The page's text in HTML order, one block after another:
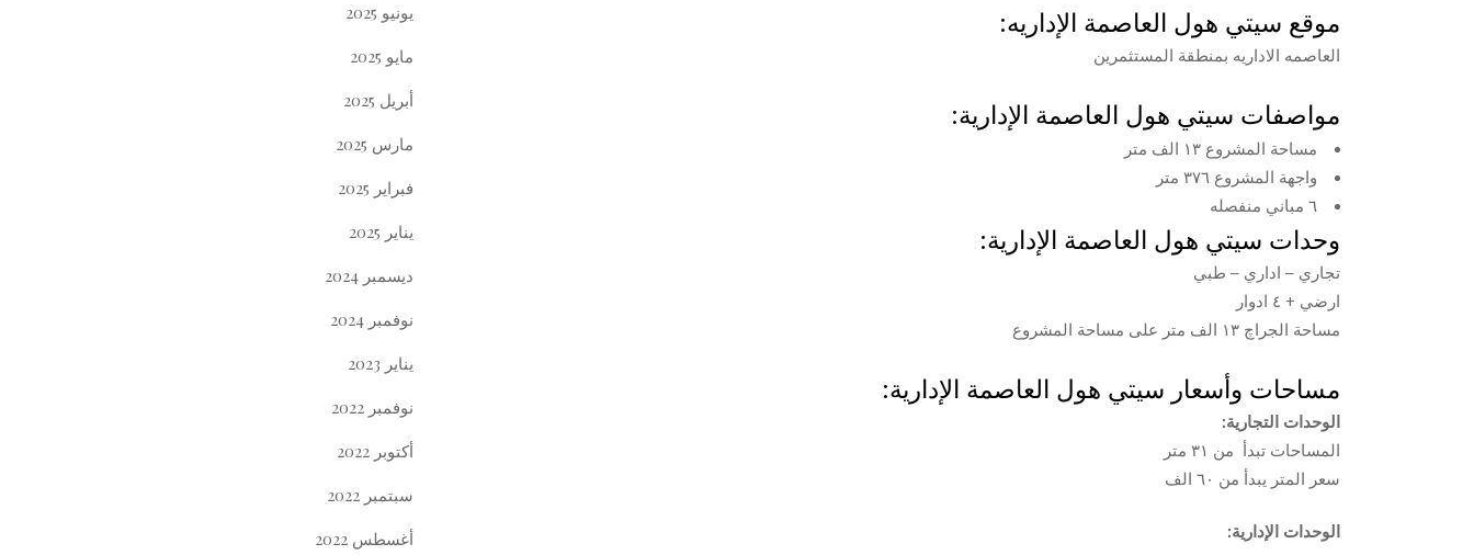
موقع سيتي هول العاصمة الإداريه:
العاصمه الاداريه بمنطقة المستثمرين
مواصفات سيتي هول العاصمة الإدارية:
مساحة المشروع ١٣ الف متر
واجهة المشروع ٣٧٦ متر
٦ مباني منفصله
وحدات سيتي هول العاصمة الإدارية:
تجاري – اداري – طبي
مساحة الجراچ ١٣ الف متر على مساحة المشروع
مساحات وأسعار سيتي هول العاصمة الإدارية:
الوحدات التجارية:
المساحات تبدأ من ٣١ متر
سعر المتر يبدأ من ٦٠ الف
الوحدات الإدارية:
يونيو 2025
مايو 2025
أبريل 2025
مارس 2025
فبراير 2025
يناير 2025
ديسمبر 2024
نوفمبر 2024
يناير 2023
نوفمبر 2022
أكتوبر 2022
سبتمبر 2022
أغسطس 2022